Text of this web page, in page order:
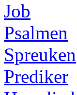
Job
Psalmen
Spreuken
Prediker